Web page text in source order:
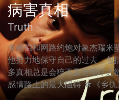
病害真相
Truth
卡赖伯和网路约炮对象杰瑞米
他努力地保守自己的过去，包
多真相总是会猝不及防地呼
感情路上的最大阻碍 ☆《乡仇